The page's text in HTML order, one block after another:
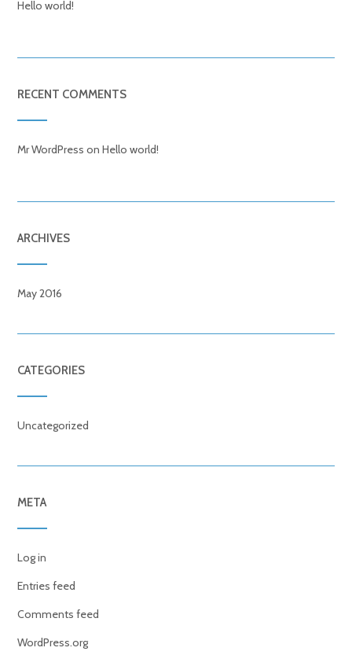
Hello world!
RECENT COMMENTS
Mr WordPress on Hello world!
ARCHIVES
May 2016
CATEGORIES
Uncategorized
META
Log in
Entries feed
Comments feed
WordPress.org